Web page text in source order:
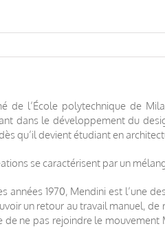
de l’École polytechnique de
dans le développement du
qu’il devient étudiant en
se caractérisent par un
années 1970, Mendini est l’une
un retour au travail manuel,
de ne pas rejoindre le